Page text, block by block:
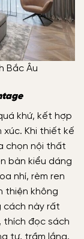
Bắc Âu
khứ, kết hợp
Khi thiết kế
chọn nội thất
bàn kiểu dáng
nhí, rèm ren
thiện không
cách này rất
thích đọc sách
tư, trầm lắng.